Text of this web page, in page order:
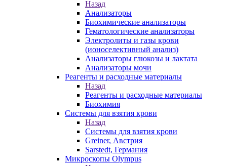
Назад
Анализаторы
Биохимические анализаторы
Гематологические анализаторы
Электролиты и газы крови
(ионоселективный анализ)
Анализаторы глюкозы и лактата
Анализаторы мочи
Реагенты и расходные материалы
Назад
Реагенты и расходные материалы
Биохимия
Системы для взятия крови
Назад
Системы для взятия крови
Greiner, Австрия
Sarstedt, Германия
Микроскопы Olympus